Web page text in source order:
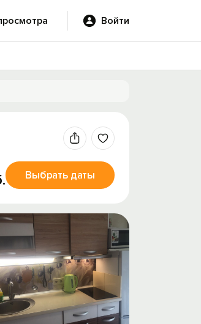
Войти
Выбрать даты